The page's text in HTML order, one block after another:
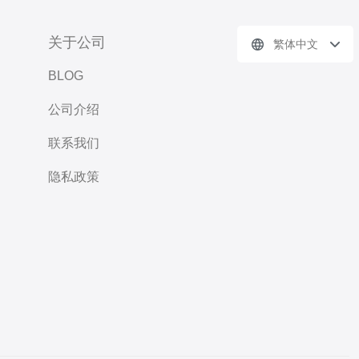
关于公司
BLOG
公司介绍
联系我们
隐私政策
繁体中文